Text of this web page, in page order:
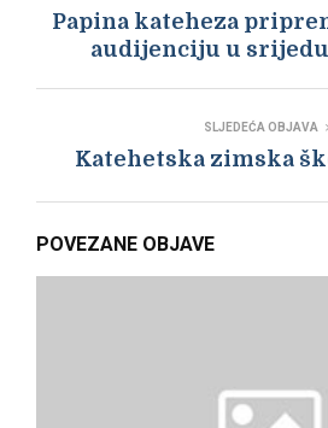
Papina kateheza
audijenciju u srijedu
SLJEDEĆA OBJAVA
Katehetska zimska
POVEZANE OBJAVE